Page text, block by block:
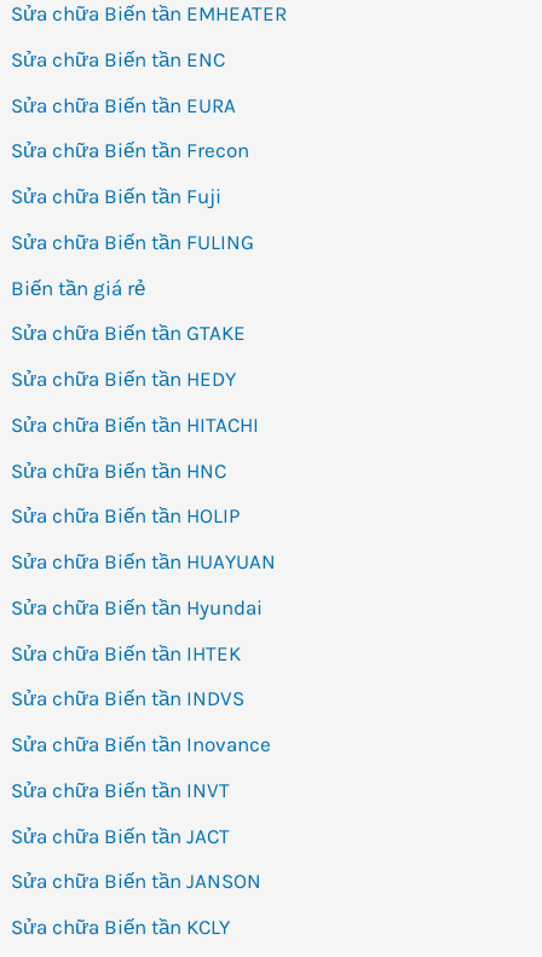
Sửa chữa Biến tần EMHEATER
Sửa chữa Biến tần ENC
Sửa chữa Biến tần EURA
Sửa chữa Biến tần Frecon
Sửa chữa Biến tần Fuji
Sửa chữa Biến tần FULING
Biến tần giá rẻ
Sửa chữa Biến tần GTAKE
Sửa chữa Biến tần HEDY
Sửa chữa Biến tần HITACHI
Sửa chữa Biến tần HNC
Sửa chữa Biến tần HOLIP
Sửa chữa Biến tần HUAYUAN
Sửa chữa Biến tần Hyundai
Sửa chữa Biến tần IHTEK
Sửa chữa Biến tần INDVS
Sửa chữa Biến tần Inovance
Sửa chữa Biến tần INVT
Sửa chữa Biến tần JACT
Sửa chữa Biến tần JANSON
Sửa chữa Biến tần KCLY